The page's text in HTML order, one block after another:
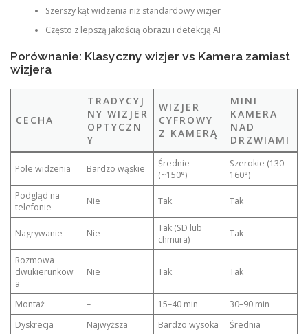
Szerszy kąt widzenia niż standardowy wizjer
Często z lepszą jakością obrazu i detekcją AI
Porównanie: Klasyczny wizjer vs Kamera zamiast
wizjera
CECHA
TRADYCYJ
NY WIZJER
OPTYCZN
Y
WIZJER
CYFROWY
Z KAMERĄ
MINI
KAMERA
NAD
DRZWIAMI
Pole widzenia Bardzo wąskie
Średnie
(~150°)
Szerokie (130–
160°)
Podgląd na
telefonie
Nie Tak Tak
Nagrywanie Nie
Tak (SD lub
chmura)
Tak
Rozmowa
dwukierunkow
a
Nie Tak Tak
Montaż – 15–40 min
30–90 min
Dyskrecja
Najwyższa Bardzo wysoka
Średnia